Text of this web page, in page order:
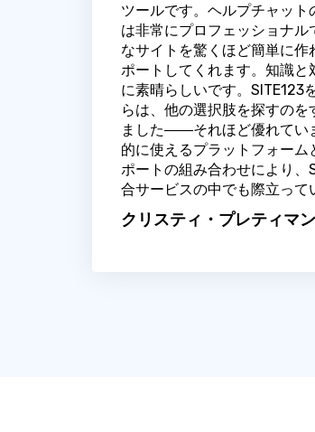
ツールです。ヘルプチャット
は非常にプロフェッショナル
なサイトを驚くほど簡単に作
ポートしてくれます。知識と
に素晴らしいです。SITE123
らは、他の選択肢を探すのを
ました――それほど優れてい
的に使えるプラットフォーム
ポートの組み合わせにより、
合サービスの中でも際立って
クリスティ・プレティマン